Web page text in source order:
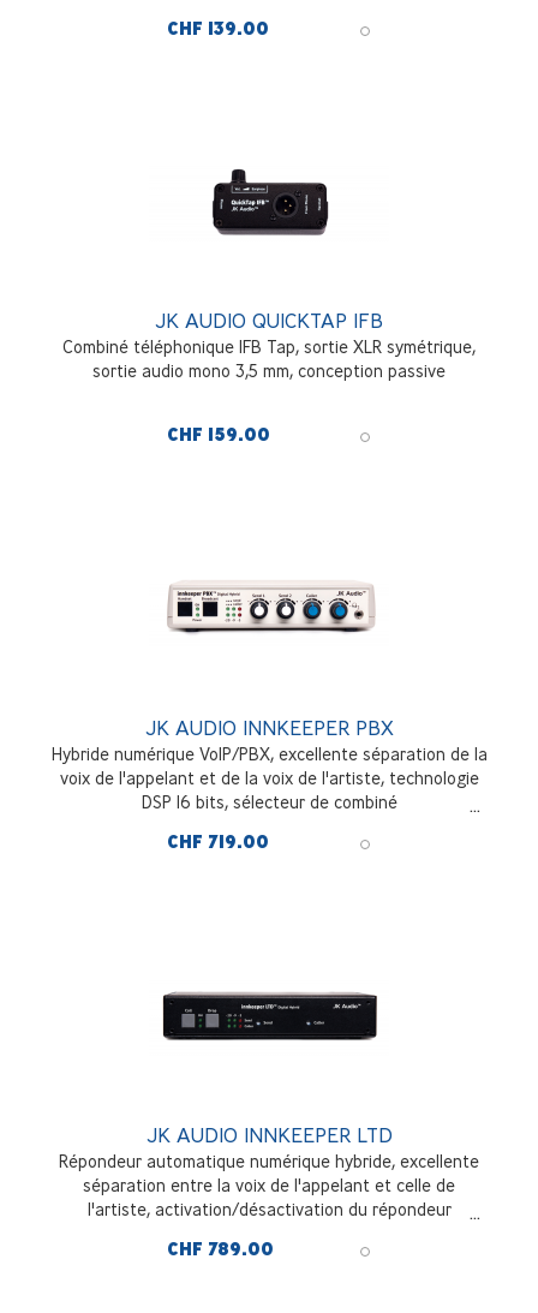
CHF 139.00
JK AUDIO QUICKTAP IFB
Combiné téléphonique IFB Tap, sortie XLR symétrique,
sortie audio mono 3,5 mm, conception passive
CHF 159.00
JK AUDIO INNKEEPER PBX
Hybride numérique VoIP/PBX, excellente séparation de la
voix de l'appelant et de la voix de l'artiste, technologie
DSP 16 bits, sélecteur de combiné
CHF 719.00
JK AUDIO INNKEEPER LTD
Répondeur automatique numérique hybride, excellente
séparation entre la voix de l'appelant et celle de
l'artiste, activation/désactivation du répondeur
CHF 789.00